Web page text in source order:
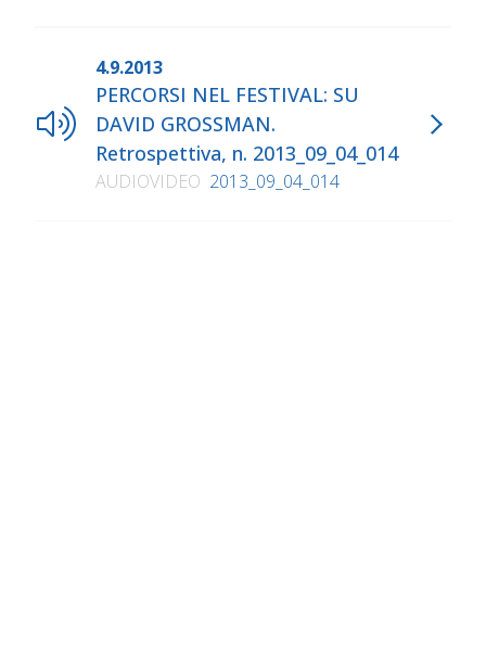
4.9.2013
PERCORSI NEL FESTIVAL: SU
DAVID GROSSMAN.
Retrospettiva, n. 2013_09_04_014
AUDIOVIDEO 2013_09_04_014